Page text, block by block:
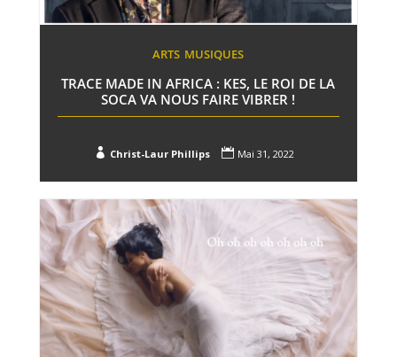
ARTS MUSIQUES
TRACE MADE IN AFRICA : KES, LE ROI DE LA
SOCA VA NOUS FAIRE VIBRER !
 Christ-Laur Phillips  Mai 31, 2022